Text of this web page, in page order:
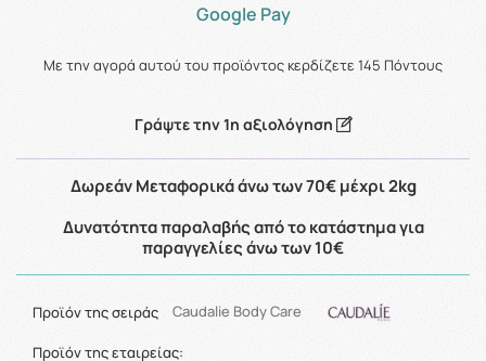
Google Pay
Με την αγορά αυτού του προϊόντος κερδίζετε 145 Πόντους
Γράψτε την 1η αξιολόγηση
Δωρεάν Μεταφορικά άνω των 70€ μέχρι 2kg
Δυνατότητα παραλαβής από το κατάστημα για
παραγγελίες άνω των 10€
Προϊόν της σειράς Caudalie Body Care
Προϊόν της εταιρείας: